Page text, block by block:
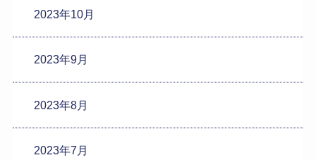
2023年10月
2023年9月
2023年8月
2023年7月